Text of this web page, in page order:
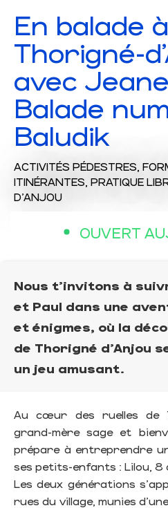
En balade à
Thorigné-
avec
Balade
Baludik
ACTIVITÉS PÉDESTRES,
ITINÉRANTES, PRATIQUE
D'ANJOU
OUVERT
Nous t’invitons à
et Paul dans une
et énigmes, où la
de Thorigné d'Anjou
un jeu amusant.
Au cœur des ruelles de
grand-mère sage et
prépare à entreprendre
ses petits-enfants : Lilou, 8
Les deux générations
rues du village, munies